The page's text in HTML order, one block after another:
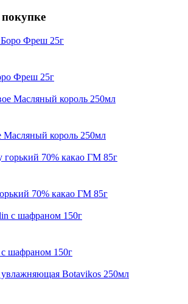
Фреш 25г
Масляный король 250мл
70% какао ГМ 85г
шафраном 150г